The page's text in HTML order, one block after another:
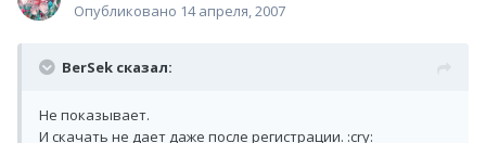
Опубликовано 14 апреля, 2007
BerSek сказал:
Не показывает.
И скачать не дает даже после регистрации. :cry: